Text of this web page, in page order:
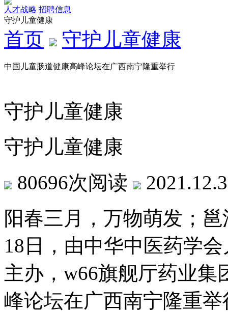
人才战略 招聘信息
守护儿童健康
首页 守护儿童健康
中国儿童肠道健康高峰论坛在广西南宁隆重举行
守护儿童健康
守护儿童健康
80696次阅读
阳春三月，万物萌发；
18日，由中华中医药
主办，w66旗舰厅药业
峰论坛在广西南宁隆重